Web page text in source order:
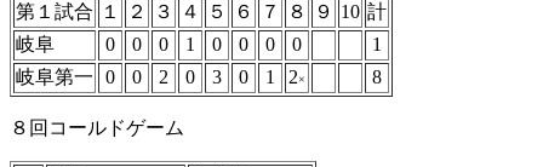
第１試合 １ ２ ３ ４ ５ ６ ７ ８ ９ 10 計
岐阜
0 0 0 1 0 0 0 0
1
岐阜第一
0 0 2 0 3 0 1 2× 8
８回コールドゲーム